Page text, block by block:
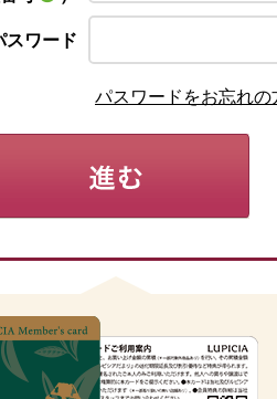
スワード
パスワードをお忘れの